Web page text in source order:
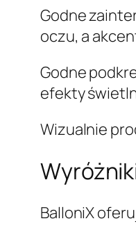
Godne
oczu, a
Godne
efekty
Wizualnie
BalloniX